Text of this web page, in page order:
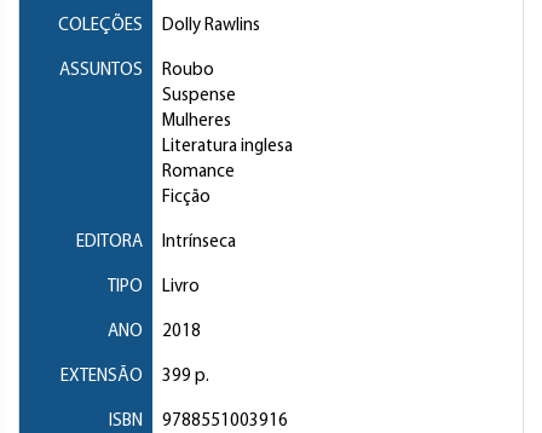
COLEÇÕES Dolly Rawlins
ASSUNTOS
Roubo
Suspense
Mulheres
Literatura inglesa
Romance
Ficção
EDITORA Intrínseca
TIPO Livro
ANO 2018
EXTENSÃO 399 p.
ISBN 9788551003916